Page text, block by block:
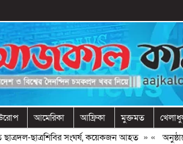
আমেরিকা আফ্রিকা মুক্তমত
ছাত্রশিবির সংঘর্ষ, কয়েকজন আহত» «অনুষ্ঠানে